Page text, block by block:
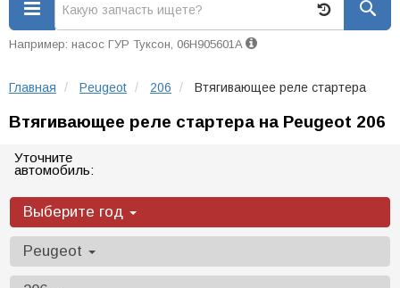
Например: насос ГУР Туксон, 06H905601A
Главная Peugeot 206 Втягивающее реле стартера
Втягивающее реле стартера на Peugeot 206
Уточните
автомобиль:
Выберите год
Peugeot